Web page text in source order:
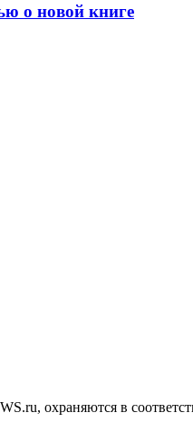
о новой книге
охраняются в